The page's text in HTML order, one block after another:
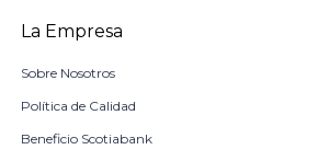
La Empresa
Sobre Nosotros
Política de Calidad
Beneficio Scotiabank